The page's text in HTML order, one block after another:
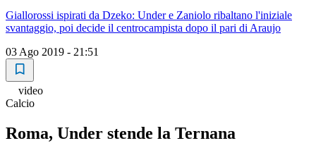
Giallorossi ispirati da Dzeko: Under e Zaniolo ribaltano l'iniziale
svantaggio, poi decide il centrocampista dopo il pari di Araujo
03 Ago 2019 - 21:51
video
Calcio
Roma, Under stende la Ternana